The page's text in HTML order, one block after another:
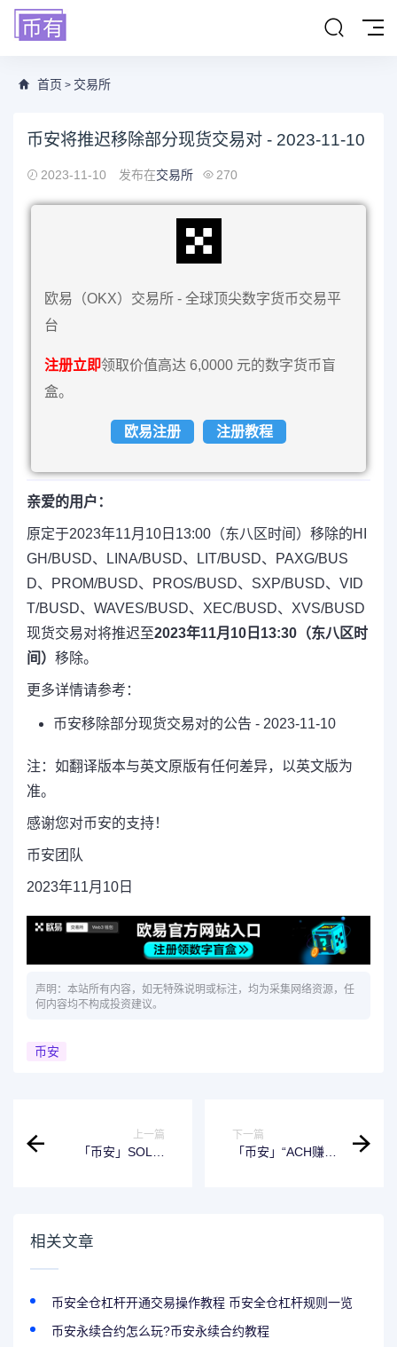
首页 > 交易所
币安将推迟移除部分现货交易对 - 2023-11-10
2023-11-10 发布在交易所 270
欧易（OKX）交易所 - 全球顶尖数字货币交易平
台
注册立即领取价值高达 6,0000 元的数字货币盲
盒。
欧易注册 注册教程
亲爱的用户：
原定于2023年11月10日13:00（东八区时间）移除的HI
GH/BUSD、LINA/BUSD、LIT/BUSD、PAXG/BUS
D、PROM/BUSD、PROS/BUSD、SXP/BUSD、VID
T/BUSD、WAVES/BUSD、XEC/BUSD、XVS/BUSD
现货交易对将推迟至2023年11月10日13:30（东八区时
间） 移除。
更多详情请参考：
币安移除部分现货交易对的公告 - 2023-11-10
注：如翻译版本与英文原版有任何差异，以英文版为
准。
感谢您对币安的支持！
币安团队
2023年11月10日
声明：本站所有内容，如无特殊说明或标注，均为采集网络资源，任
何内容均不构成投资建议。
币安
上一篇
「币安」SOL、
下一篇
「币安」“ACH赚币
相关文章
币安全仓杠杆开通交易操作教程 币安全仓杠杆规则一览
币安永续合约怎么玩?币安永续合约教程